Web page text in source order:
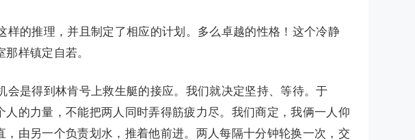
的推理，并且制定了相应的计划。多么卓越的性格！这个冷静
样镇定自若。
是得到林肯号上救生艇的接应。我们就决定坚持、等待。于
人的力量，不能把两人同时弄得筋疲力尽。我们商定，我俩一人仰
，由另一个负责划水，推着他前进。两人每隔十分钟轮换一次，交